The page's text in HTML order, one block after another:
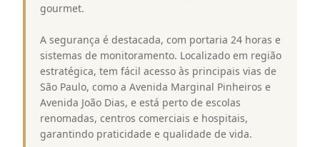
gourmet.
A segurança é destacada, com portaria 24 horas e
sistemas de monitoramento. Localizado em região
estratégica, tem fácil acesso às principais vias de
São Paulo, como a Avenida Marginal Pinheiros e
Avenida João Dias, e está perto de escolas
renomadas, centros comerciais e hospitais,
garantindo praticidade e qualidade de vida.